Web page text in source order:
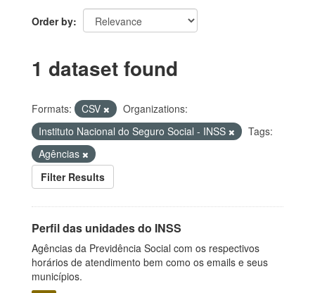
Order by
1 dataset found
Formats: CSV
Organizations:
Instituto Nacional do Seguro Social - INSS
Tags:
Agências
Filter Results
Perfil das unidades do INSS
Agências da Previdência Social com os respectivos
horários de atendimento bem como os emails e seus
municípios.